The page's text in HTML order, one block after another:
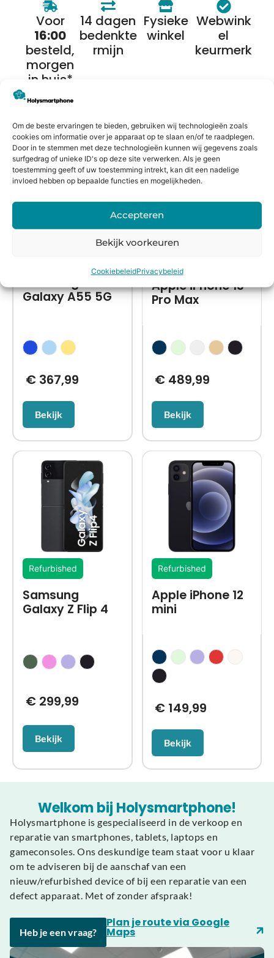
Om de beste ervaringen te bieden, gebruiken wij technologieën zoals
cookies om informatie over je apparaat op te slaan en/of te raadplegen.
Door in te stemmen met deze technologieën kunnen wij gegevens zoals
surfgedrag of unieke ID's op deze site verwerken. Als je geen
toestemming geeft of uw toestemming intrekt, kan dit een nadelige
invloed hebben op bepaalde functies en mogelijkheden.
Accepteren
Bekijk voorkeuren
CookiebeleidPrivacybeleid
Voor
16:00
besteld,
morgen
in huis*
14 dagen
bedenkte
rmijn
Fysieke
winkel
Webwink
el
keurmerk
Alternatieven
Samsung
Galaxy A55 5G
€367,99
Bekijk
Apple iPhone 13
Pro Max
€ 489,99
Bekijk
Refurbished
Samsung
Galaxy Z Flip 4
€299,99
Bekijk
Refurbished
Apple iPhone 12
mini
€ 149,99
Bekijk
Welkom bij Holysmartphone!
Holysmartphone is gespecialiseerd in de verkoop en
reparatie van smartphones, tablets, laptops en
gameconsoles. Ons deskundige team staat voor u klaar
om te adviseren bij de aanschaf van een
nieuw/refurbished device of bij een reparatie van een
defect apparaat. Met of zonder afspraak!
Heb je een vraag?
Plan je route via Google
Maps